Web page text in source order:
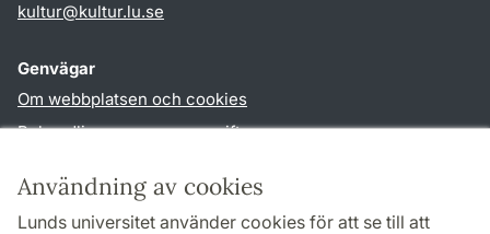
Användning av cookies
Lunds universitet använder cookies för att se till att
kultur@kultur.lu.se
Genvägar
Om webbplatsen och cookies
Behandling av personuppgifter
TYPO3-login